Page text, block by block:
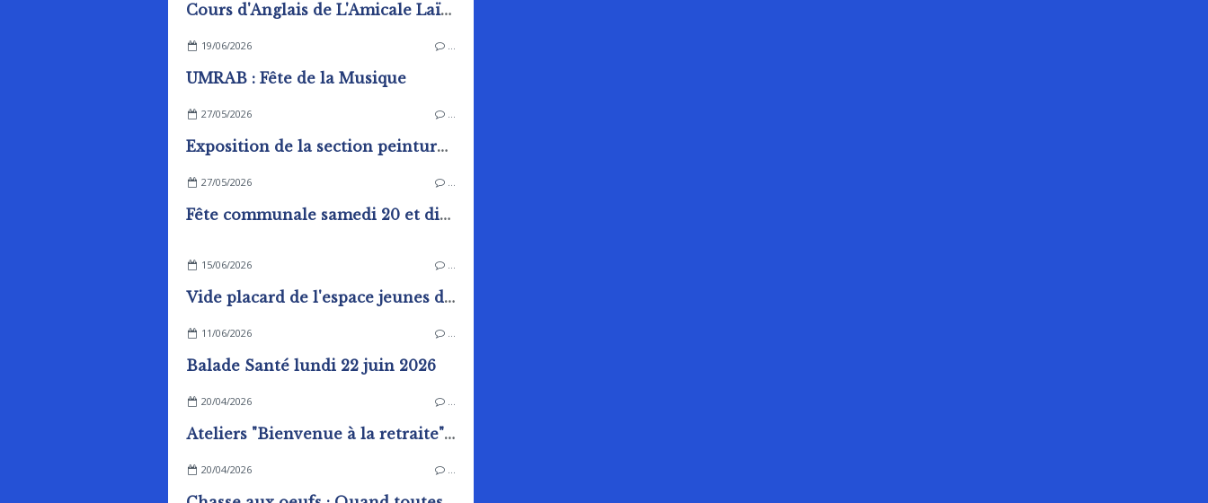
Cours d'Anglais de L'Amicale Laïque de Rai
19/06/2026 …
UMRAB : Fête de la Musique
27/05/2026 …
Exposition de la section peinture de l'Amicale Laïque
27/05/2026 …
Fête communale samedi 20 et dimanche 21 juin
15/06/2026 …
Vide placard de l'espace jeunes de Rai
11/06/2026 …
Balade Santé lundi 22 juin 2026
20/04/2026 …
Ateliers "Bienvenue à la retraite" au Pôle Animation Pierre Sévin
20/04/2026 …